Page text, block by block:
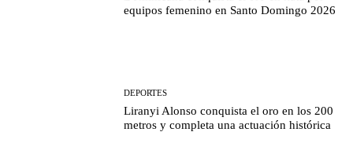
equipos femenino en Santo Domingo 2026
DEPORTES
Liranyi Alonso conquista el oro en los 200
metros y completa una actuación histórica